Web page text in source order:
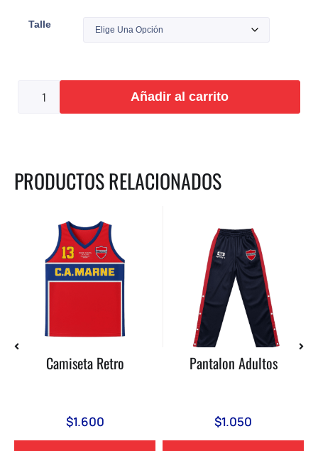
Talle
Añadir al carrito
PRODUCTOS RELACIONADOS
Camiseta Retro
$1.600
Pantalon Adultos
$1.050